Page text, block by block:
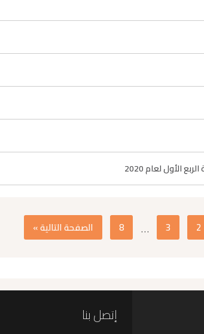
2
3
…
8 الصفحة التالية »
إتصل بنا